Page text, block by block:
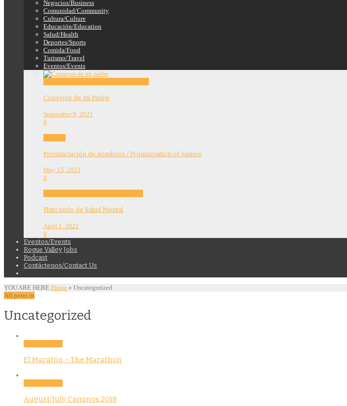
Negocios/Business
Comunidad/Community
Cultura/Culture
Educación/Education
Salud/Health
Deportes/Sports
Comida/Food
Turismo/Travel
Eventos/Events
Consejos de mi Padre
September 9, 2021
0
Pronunciación de nombres / Pronunciation of names
May 15, 2021
0
Platicando de Salud Mental
April 1, 2021
0
Eventos/Events
Rogue Valley Jobs
Podcast
Contáctenos/Contact Us
YOU ARE HERE:Home » Uncategorized
All posts in
Uncategorized
El Maratón – The Marathon
August/July Caminos 2018